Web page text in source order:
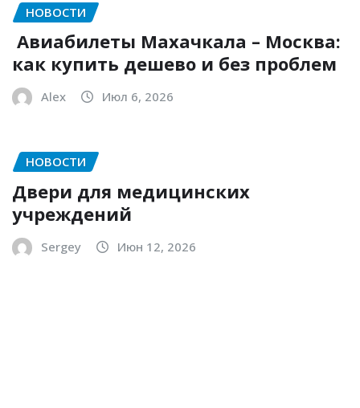
НОВОСТИ
Авиабилеты Махачкала – Москва:
как купить дешево и без проблем
Alex Июл 6, 2026
НОВОСТИ
Двери для медицинских
учреждений
Sergey Июн 12, 2026